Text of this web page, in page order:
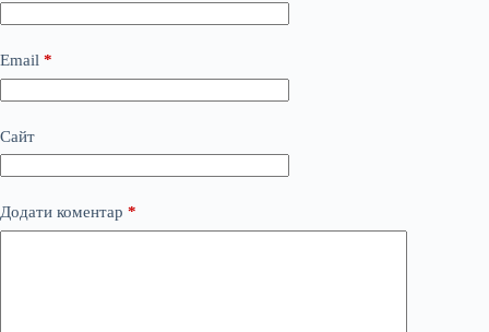
Email *
Сайт
Додати коментар *